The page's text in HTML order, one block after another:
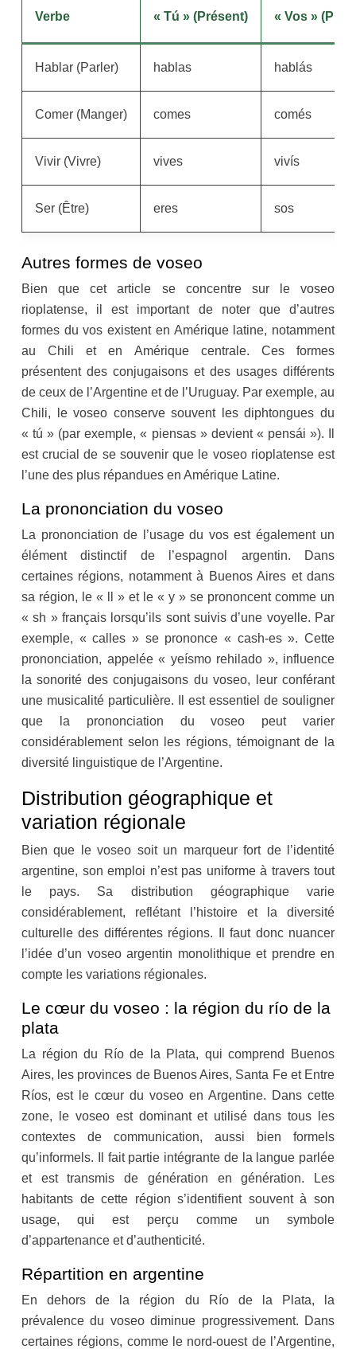
Verbe « Tú » (Présent) « Vos »
Hablar (Parler) hablas hablás
Comer (Manger) comes comés
Vivir (Vivre) vives vivís
Ser (Être) eres sos
Autres formes de voseo
Bien que cet article se concentre sur le voseo
rioplatense, il est important de noter que d’autres
formes du vos existent en Amérique latine, notamment
au Chili et en Amérique centrale. Ces formes
présentent des conjugaisons et des usages différents
de ceux de l’Argentine et de l’Uruguay. Par exemple, au
Chili, le voseo conserve souvent les diphtongues du
« tú » (par exemple, « piensas » devient « pensái »). Il
est crucial de se souvenir que le voseo rioplatense est
l’une des plus répandues en Amérique Latine.
La prononciation du voseo
La prononciation de l’usage du vos est également un
élément distinctif de l’espagnol argentin. Dans
certaines régions, notamment à Buenos Aires et dans
sa région, le « ll » et le « y » se prononcent comme un
« sh » français lorsqu’ils sont suivis d’une voyelle. Par
exemple, « calles » se prononce « cash-es ». Cette
prononciation, appelée « yeísmo rehilado », influence
la sonorité des conjugaisons du voseo, leur conférant
une musicalité particulière. Il est essentiel de souligner
que la prononciation du voseo peut varier
considérablement selon les régions, témoignant de la
diversité linguistique de l’Argentine.
Distribution géographique et
variation régionale
Bien que le voseo soit un marqueur fort de l’identité
argentine, son emploi n’est pas uniforme à travers tout
le pays. Sa distribution géographique varie
considérablement, reflétant l’histoire et la diversité
culturelle des différentes régions. Il faut donc nuancer
l’idée d’un voseo argentin monolithique et prendre en
compte les variations régionales.
Le cœur du voseo : la région du río de la
plata
La région du Río de la Plata, qui comprend Buenos
Aires, les provinces de Buenos Aires, Santa Fe et Entre
Ríos, est le cœur du voseo en Argentine. Dans cette
zone, le voseo est dominant et utilisé dans tous les
contextes de communication, aussi bien formels
qu’informels. Il fait partie intégrante de la langue parlée
et est transmis de génération en génération. Les
habitants de cette région s’identifient souvent à son
usage, qui est perçu comme un symbole
d’appartenance et d’authenticité.
Répartition en argentine
En dehors de la région du Río de la Plata, la
prévalence du voseo diminue progressivement. Dans
certaines régions, comme le nord-ouest de l’Argentine,